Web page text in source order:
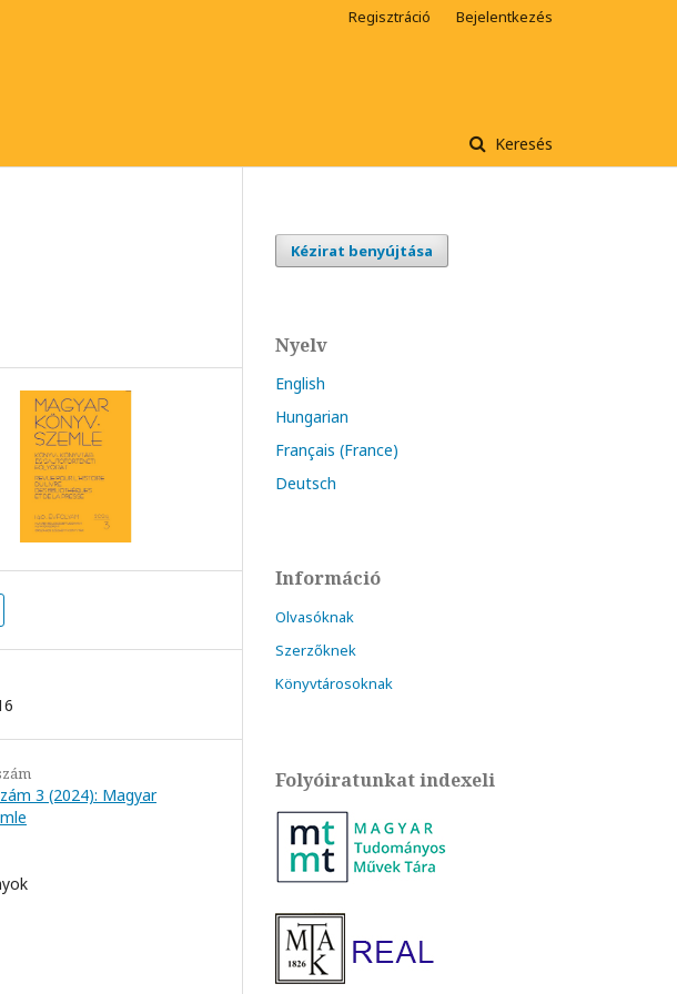
Keresés
Regisztráció Bejelentkezés
3 (2024): Magyar
Kézirat benyújtása
Nyelv
English
Hungarian
Français (France)
Deutsch
Információ
Olvasóknak
Szerzőknek
Könyvtárosoknak
Folyóiratunkat indexeli